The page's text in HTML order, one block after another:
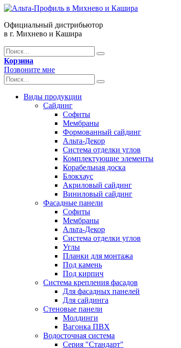
Официальный дистрибьютор
в г. Михнево и Кашира
Корзина
Позвоните мне
Виды продукции
Сайдинг
Софиты
Мембраны
Формованный сайдинг
Альта-Декор
Система отделки углов
Комплектующие элементы
Корабельная доска
Блокхаус
Акриловый сайдинг
Виниловый сайдинг
Фасадные панели
Софиты
Мембраны
Альта-Декор
Система отделки углов
Углы
Планки для монтажа
Под камень
Под кирпич
Система крепления фасадов
Для фасадных панелей
Для сайдинга
Стеновые панели
Молдинги
Вагонка ПВХ
Водосточная система
Серия "Стандарт"